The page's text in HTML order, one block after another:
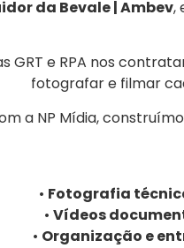
da Bevale | Ambev,
GRT e RPA nos
fotografar e filmar
a NP Mídia,
• Fotografia
• Vídeos
• Organização e